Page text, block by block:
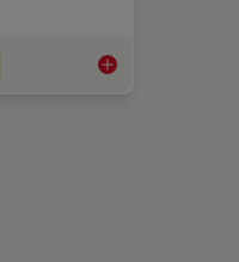
ISO 9022 Standard